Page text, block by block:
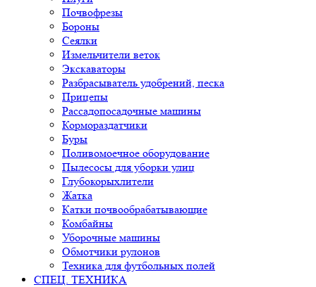
Почвофрезы
Бороны
Сеялки
Измельчители веток
Экскаваторы
Разбрасыватель удобрений, песка
Прицепы
Рассадопосадочные машины
Кормораздатчики
Буры
Поливомоечное оборудование
Пылесосы для уборки улиц
Глубокорыхлители
Жатка
Катки почвообрабатывающие
Комбайны
Уборочные машины
Обмотчики рулонов
Техника для футбольных полей
СПЕЦ. ТЕХНИКА